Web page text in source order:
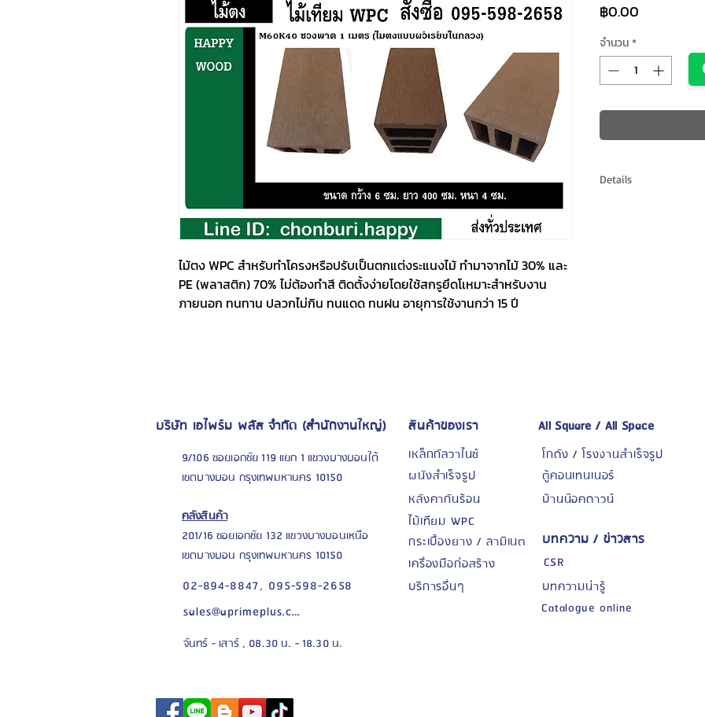
ไม้ตง WPC สำหรับทำโครงหรือปรับเป็นตกแต่งระแนงไม้ ทำมาจากไม้ 30% และ
PE (พลาสติก) 70% ไม่ต้องทำสี ติดตั้งง่ายโดยใช้สกรูยึดโเหมาะสำหรับงาน
ภายนอก ทนทาน ปลวกไม่กิน ทนแดด ทนฝน อายุการใช้งานกว่า 15 ปี
฿0.00
จำนวน*
Details
บริษัท เอไพร์ม พลัส จำกัด (สำนักงานใหญ่)
9/106 ซอยเอกชัย 119 แยก 1 แขวงบางบอนใต้
เขตบางบอน กรุงเทพมหานคร 10150
คลังสินค้า
201/16 ซอยเอกชัย 132 แขวงบางบอนเหนือ
เขตบางบอน กรุงเทพมหานคร 10150
02-894-8847, 095-598-2658
sales@aprimeplus.com
จันทร์ - เสาร์ , 08.30 น. - 18.30 น.
สินค้าของเรา
เหล็กกัลวาไนซ์
ผนังสำเร็จรูป
หลังคากันร้อน
ไม้เทียม WPC
กระเบื้องยาง / ลามิเนต
เครื่องมือก่อสร้าง
บริการอื่นๆ
All Square / All Space
โกดัง / โรงงานสำเร็จรูป
ตู้คอนเทนเนอร์
บ้านน๊อคดาวน์
บทความ / ข่าวสาร
CSR
บทความน่ารู้
Catalogue online